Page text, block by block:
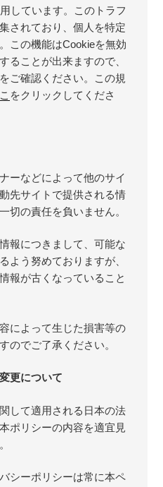
しています。このトラフ
されており、個人を特定
この機能はCookieを無効
ることが出来ますので、
ご確認ください。この規
をクリックしてくださ
ーなどによって他のサイ
先サイトで提供される情
切の責任を負いません。
報につきまして、可能な
よう努めておりますが、
報が古くなっていること
によって生じた損害等の
のでご了承ください。
更について
して適用される日本の法
ポリシーの内容を適宜見
シーポリシーは常に本ペ